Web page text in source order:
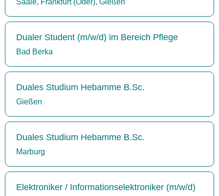
Dualer Student (m/w/d) im Bereich Pflege
Bad Berka
Duales Studium Hebamme B.Sc.
Gießen
Duales Studium Hebamme B.Sc.
Marburg
Elektroniker / Informationselektroniker (m/w/d)